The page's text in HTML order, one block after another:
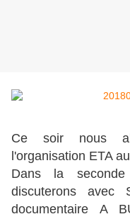
Ce soir nous
l'organisation ETA
Dans la
discuterons avec
documentaire A